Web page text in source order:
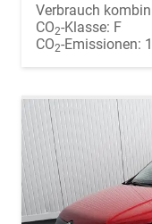
Verbrauch
CO2-Klasse: F
CO2-Emissionen: